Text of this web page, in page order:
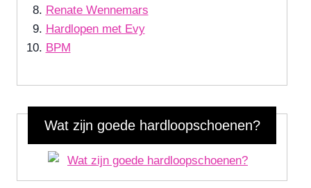
Renate Wennemars
Hardlopen met Evy
BPM
Wat zijn goede hardloopschoenen?